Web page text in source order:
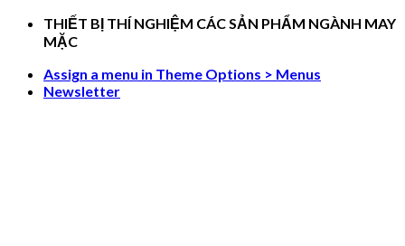
Skip
THIẾT BỊ THÍ NGHIỆM CÁC SẢN PHẨM NGÀNH MAY
MẶC
Assign a menu in Theme Options > Menus
Newsletter